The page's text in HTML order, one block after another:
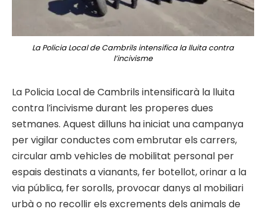
La Policia Local de Cambrils intensifica la lluita contra
l’incivisme
La Policia Local de Cambrils intensificarà la lluita
contra l’incivisme durant les properes dues
setmanes. Aquest dilluns ha iniciat una campanya
per vigilar conductes com embrutar els carrers,
circular amb vehicles de mobilitat personal per
espais destinats a vianants, fer botellot, orinar a la
via pública, fer sorolls, provocar danys al mobiliari
urbà o no recollir els excrements dels animals de